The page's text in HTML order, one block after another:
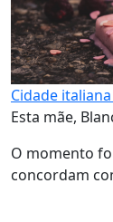
Cidade
Esta mãe,
O momento
concordam